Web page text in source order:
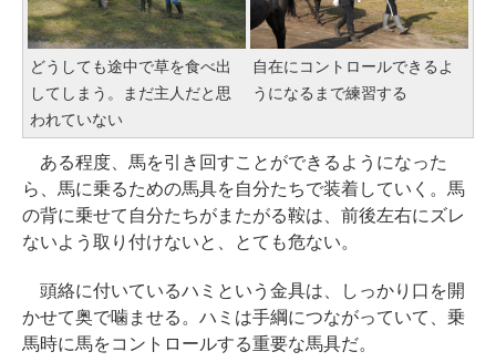
どうしても途中で草を食べ出
してしまう。まだ主人だと思
われていない
自在にコントロールできるよ
うになるまで練習する
ある程度、馬を引き回すことができるようになった
ら、馬に乗るための馬具を自分たちで装着していく。馬
の背に乗せて自分たちがまたがる鞍は、前後左右にズレ
ないよう取り付けないと、とても危ない。
頭絡に付いているハミという金具は、しっかり口を開
かせて奥で噛ませる。ハミは手綱につながっていて、乗
馬時に馬をコントロールする重要な馬具だ。